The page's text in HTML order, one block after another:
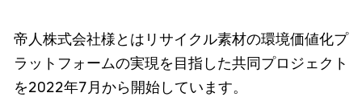
帝人株式会社様とはリサイクル素材の環境価値化プ
ラットフォームの実現を目指した共同プロジェクト
を2022年7月から開始しています。